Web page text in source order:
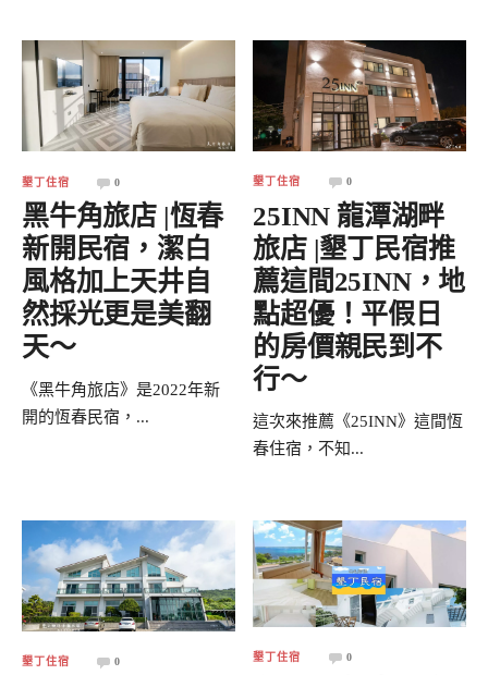
墾丁住宿 0
黑牛角旅店 |恆春
新開民宿，潔白
風格加上天井自
然採光更是美翻
天～
《黑牛角旅店》是2022年新
開的恆春民宿，...
墾丁住宿 0
25INN 龍潭湖畔
旅店 |墾丁民宿推
薦這間25INN，地
點超優！平假日
的房價親民到不
行～
這次來推薦《25INN》這間恆
春住宿，不知...
墾丁住宿 0 墾丁住宿 0